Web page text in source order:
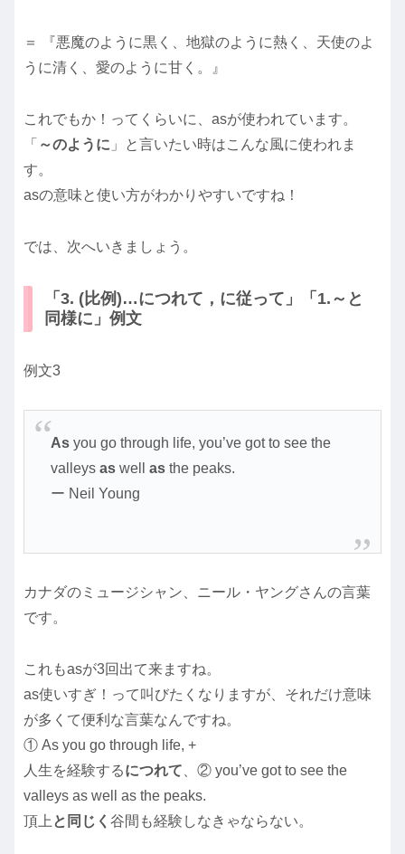
＝ 『悪魔のように黒く、地獄のように熱く、天使のよ
うに清く、愛のように甘く。』
これでもか！ってくらいに、asが使われています。
「 ～のように 」と言いたい時はこんな風に使われま
す。
asの意味と使い方がわかりやすいですね！
では、次へいきましょう。
「3. (比例)…につれて，に従って」「1.～と
同様に」例文
例文3
Asyou go through life, you’ve got to see the
valleys aswell asthe peaks.
ー Neil Young
カナダのミュージシャン、ニール・ヤングさんの言葉
です。
これもasが3回出て来ますね。
as使いすぎ！って叫びたくなりますが、それだけ意味
が多くて便利な言葉なんですね。
① As you go through life, +
人生を経験するにつれて 、② you’ve got to see the
valleys as well as the peaks.
頂上 と同じく 谷間も経験しなきゃならない。